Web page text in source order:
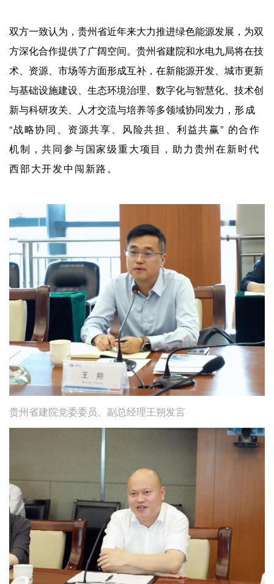
双方一致认为，贵州省近年来大力推进绿色能源发展，为双
方深化合作提供了广阔空间。贵州省建院和水电九局将在技
术、资源、市场等方面形成互补，在新能源开发、城市更新
与基础设施建设、生态环境治理、数字化与智慧化、技术创
新与科研攻关、人才交流与培养等多领域协同发力， 形成
“战略协同、资源共享、风险共担、利益共赢” 的合作
机制，共同参与国家级重大项目，助力贵州在新时代
西部大开发中闯新路。
贵州省建院党委委员、副总经理王朔发言